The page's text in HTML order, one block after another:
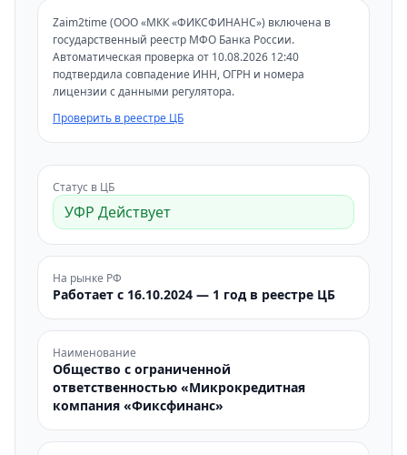
Zaim2time (ООО «МКК «ФИКСФИНАНС») включена в
государственный реестр МФО Банка России.
Автоматическая проверка от 10.08.2026 12:40
подтвердила совпадение ИНН, ОГРН и номера
лицензии с данными регулятора.
Проверить в реестре ЦБ
Статус в ЦБ
УФР Действует
На рынке РФ
Работает с 16.10.2024 — 1 год в реестре ЦБ
Наименование
Общество с ограниченной
ответственностью «Микрокредитная
компания «Фиксфинанс»